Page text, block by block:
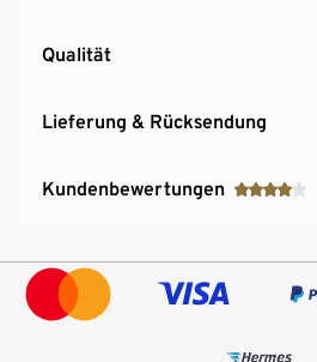
Qualität
Lieferung & Rücksendung
Kundenbewertungen